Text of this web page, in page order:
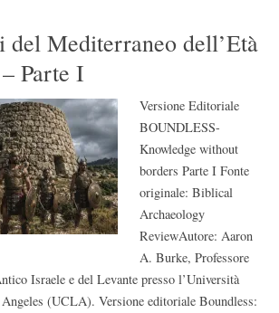
Mediterraneo dell’Età
Parte I
Versione Editoriale
BOUNDLESS-
Knowledge without
borders Parte I Fonte
originale: Biblical
Archaeology
ReviewAutore: Aaron
A. Burke, Professore
Israele e del Levante presso l’Università
(UCLA). Versione editoriale Boundless: